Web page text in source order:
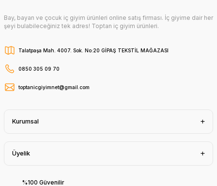
Bay, bayan ve çocuk iç giyim ürünleri online satış firması. İç giyime dair her
şeyi bulabileceğiniz tek adres! Toptan iç giyim ürünleri.
Talatpaşa Mah. 4007. Sok. No:20 GİPAŞ TEKSTİL MAĞAZASI
0850 305 09 70
toptanicgiyimnet@gmail.com
Kurumsal
Üyelik
%100 Güvenilir